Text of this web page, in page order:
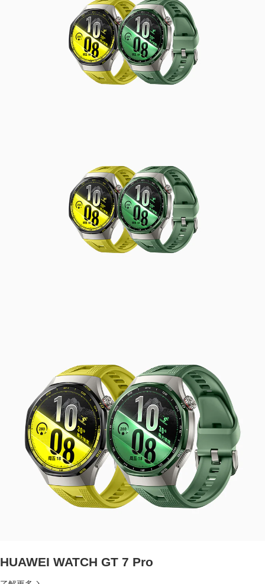
HUAWEI WATCH GT 7 Pro